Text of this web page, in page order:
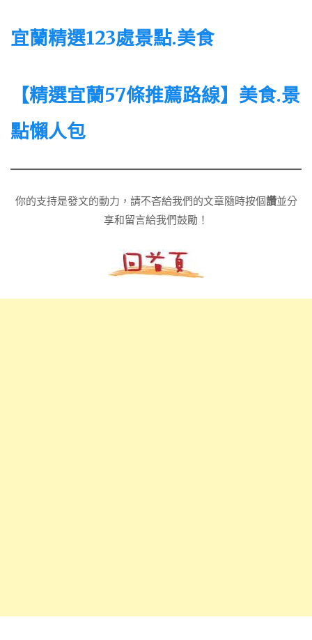
宜蘭精選123處景點.美食
【精選宜蘭57條推薦路線】美食.景
點懶人包
你的支持是發文的動力，請不吝給我們的文章隨時按個讚並分
享和留言給我們鼓勵！